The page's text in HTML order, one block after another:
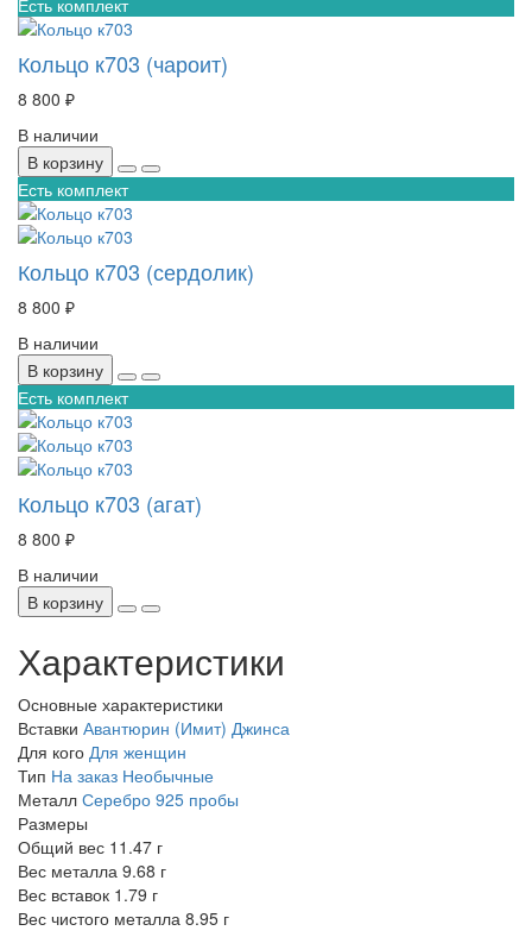
Кольцо к703 (чароит)
8 800 ₽
В наличии
В корзину
Есть комплект
Кольцо к703 (сердолик)
8 800 ₽
В наличии
В корзину
Есть комплект
Кольцо к703 (агат)
8 800 ₽
В наличии
В корзину
Характеристики
Основные характеристики
Вставки Авантюрин (Имит) Джинса
Для кого Для женщин
Тип На заказ Необычные
Металл Серебро 925 пробы
Размеры
Общий вес 11.47 г
Вес металла 9.68 г
Вес вставок 1.79 г
Вес чистого металла 8.95 г